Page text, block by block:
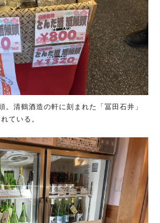
。清鶴酒造の軒に刻まれた「冨田石井」
ている。